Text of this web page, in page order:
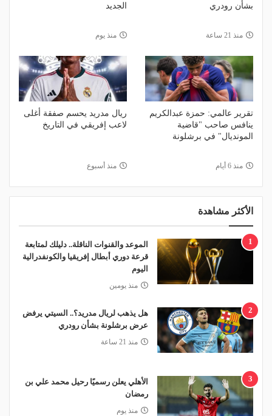
بشأن رودري
منذ 21 ساعة
الجديد
منذ يوم
تقرير عالمي: حمزة عبدالكريم
ينافس صاحب "قاضية
المونديال" في برشلونة
منذ 6 أيام
ريال مدريد يحسم صفقة أغلى
لاعب إفريقي في التاريخ
منذ أسبوع
الأكثر مشاهدة
1
الموعد والقنوات الناقلة.. دليلك لمتابعة
قرعة دوري أبطال إفريقيا والكونفدرالية
اليوم
منذ يومين
2
هل يذهب لريال مدريد؟.. السيتي يرفض
عرض برشلونة بشأن رودري
منذ 21 ساعة
3
الأهلي يعلن رسميًا رحيل محمد علي بن
رمضان
منذ يوم